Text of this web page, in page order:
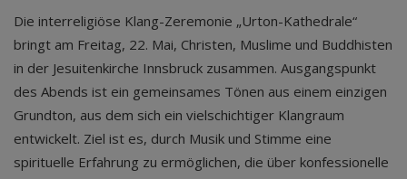
Die interreligiöse Klang-Zeremonie „Urton-Kathedrale“
bringt am Freitag, 22. Mai, Christen, Muslime und Buddhisten
in der Jesuitenkirche Innsbruck zusammen. Ausgangspunkt
des Abends ist ein gemeinsames Tönen aus einem einzigen
Grundton, aus dem sich ein vielschichtiger Klangraum
entwickelt. Ziel ist es, durch Musik und Stimme eine
spirituelle Erfahrung zu ermöglichen, die über konfessionelle